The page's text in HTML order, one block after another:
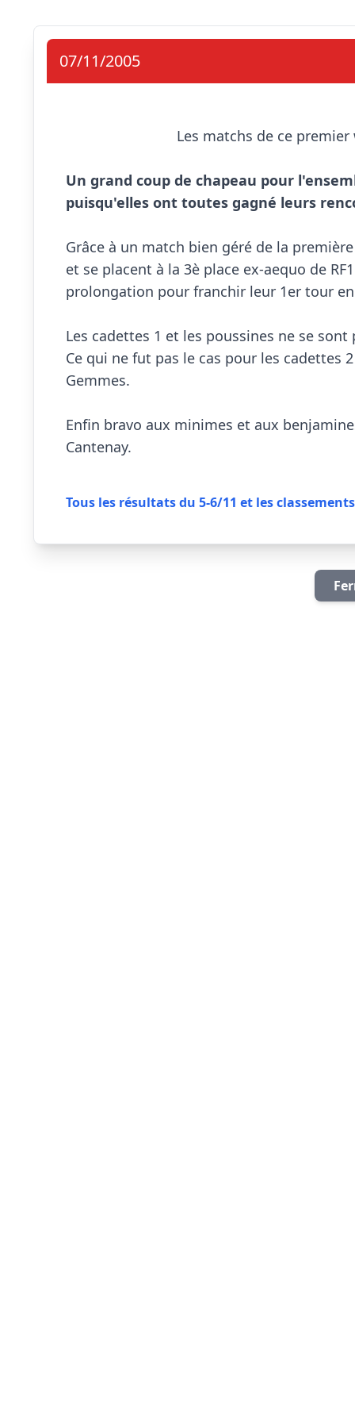
07/11/2005
Un grand coup de chapeau pour
puisqu'elles ont toutes gagné leurs
Grâce à un match bien géré de la
et se placent à la 3è place ex-aequo de
prolongation pour franchir leur 1er tour
Les cadettes 1 et les poussines ne se
Ce qui ne fut pas le cas pour les
Gemmes.
Enfin bravo aux minimes et aux
Cantenay.
Tous les résultats du 5-6/11 et les